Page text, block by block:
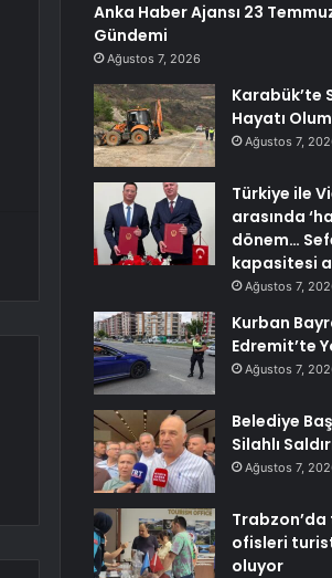
Anka Haber Ajansı 23
Gündemi
Ağustos 7, 2026
Karabük’te
Hayatı
Ağustos 7,
Türkiye ile
arasında
dönem…
kapasitesi
Ağustos 7,
Kurban
Edremit’te
Ağustos 7,
Belediye
Silahlı
Ağustos 7,
ofisleri
oluyor